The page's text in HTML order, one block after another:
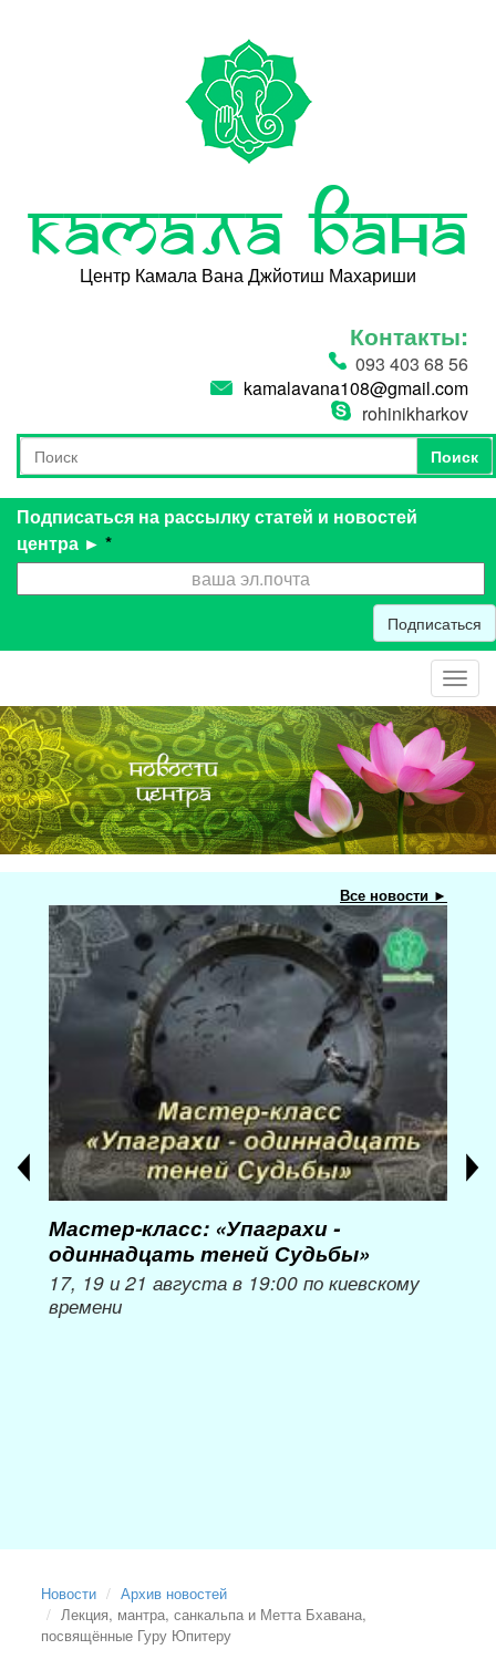
Камала Вана
Центр Камала Вана Джйотиш Махариши
Контакты:
093 403 68 56
kamalavana108@gmail.com
rohinikharkov
Форма поиска
Поиск
Поиск
Подписаться на рассылку статей и новостей
центра ► *
Подписаться
Все новости ►
Мастер-класс: «Упаграхи -
одиннадцать теней Судьбы»
17, 19 и 21 августа в 19:00 по киевскому
времени
Новости
Архив новостей
Лекция, мантра, санкальпа и Метта Бхавана,
посвящённые Гуру Юпитеру